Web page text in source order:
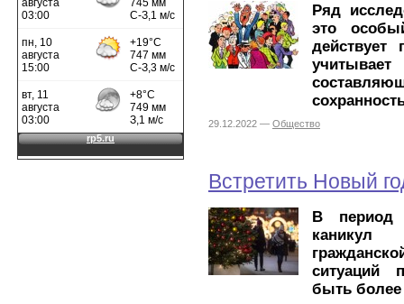
Ряд
это
29.12.2022 — Общество
Встретить Новый
В период
каникул
ситуаций
быть